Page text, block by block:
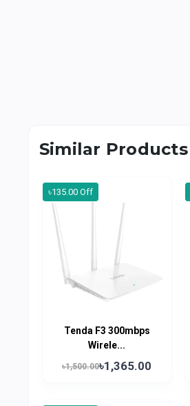
Similar Products
৳135.00 Off
Tenda F3 300mbps
Wirele...
৳1,500.00৳1,365.00